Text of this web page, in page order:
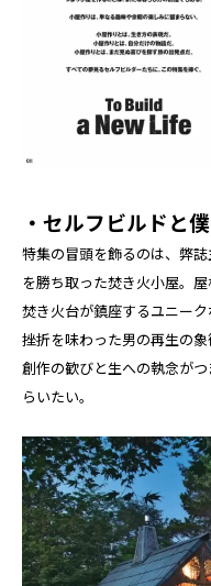
・セルフビルドと
特集の冒頭を飾るのは、弊
を勝ち取った焚き火小屋。
焚き火台が鎮座するユニー
挫折を味わった男の再生の
創作の歓びと生への執念が
らいたい。